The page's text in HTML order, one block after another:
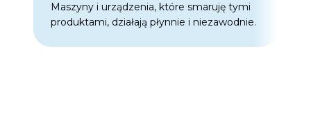
Maszyny i urządzenia, które smaruję tymi
produktami, działają płynnie i niezawodnie.